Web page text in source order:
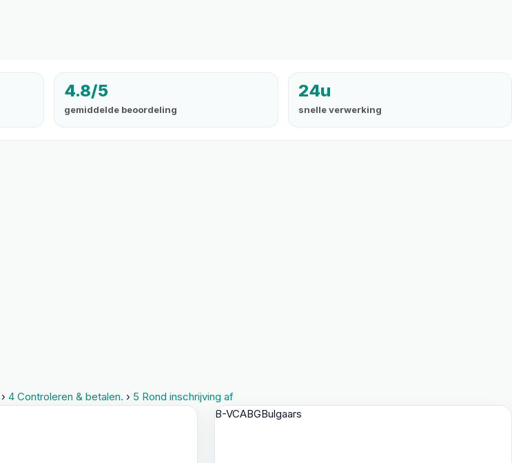
4.8/5
gemiddelde beoordeling
24u
snelle verwerking
› 4 Controleren & betalen. › 5 Rond inschrijving af
B-VCABGBulgaars